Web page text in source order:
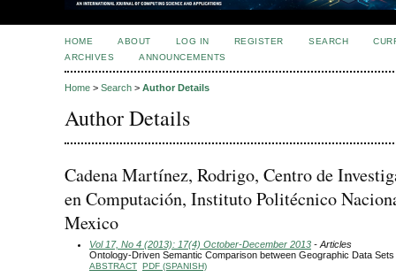
HOME ABOUT LOG IN REGISTER SEARCH
ARCHIVES
ANNOUNCEMENTS
Home > Search > Author Details
Author Details
Cadena Martínez, Rodrigo, Centro de
en Computación, Instituto Politécnico
Mexico
Vol 17, No 4 (2013): 17(4) October-December 2013 - Articles
Ontology-Driven Semantic Comparison between Geographic Data Sets
ABSTRACT PDF (SPANISH)